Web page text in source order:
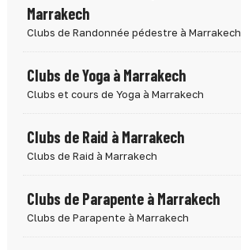
Marrakech
Clubs de Randonnée pédestre à Marrakech
Clubs de Yoga à Marrakech
Clubs et cours de Yoga à Marrakech
Clubs de Raid à Marrakech
Clubs de Raid à Marrakech
Clubs de Parapente à Marrakech
Clubs de Parapente à Marrakech